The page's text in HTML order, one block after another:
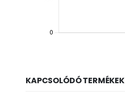
KAPCSOLÓDÓ TERMÉKEK